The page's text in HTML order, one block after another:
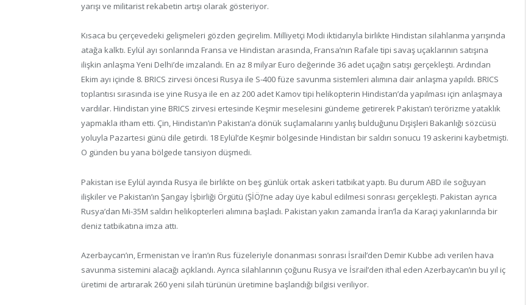
yarışı ve militarist rekabetin artışı olarak gösteriyor.
Kısaca bu çerçevedeki gelişmeleri gözden geçirelim. Milliyetçi Modi iktidarıyla birlikte Hindistan silahlanma yarışında
atağa kalktı. Eylül ayı sonlarında Fransa ve Hindistan arasında, Fransa’nın Rafale tipi savaş uçaklarının satışına
ilişkin anlaşma Yeni Delhi’de imzalandı. En az 8 milyar Euro değerinde 36 adet uçağın satışı gerçekleşti. Ardından
Ekim ayı içinde 8. BRICS zirvesi öncesi Rusya ile S-400 füze savunma sistemleri alımına dair anlaşma yapıldı. BRICS
toplantısı sırasında ise yine Rusya ile en az 200 adet Kamov tipi helikopterin Hindistan’da yapılması için anlaşmaya
vardılar. Hindistan yine BRICS zirvesi ertesinde Keşmir meselesini gündeme getirerek Pakistan’ı terörizme yataklık
yapmakla itham etti. Çin, Hindistan’ın Pakistan’a dönük suçlamalarını yanlış bulduğunu Dışişleri Bakanlığı sözcüsü
yoluyla Pazartesi günü dile getirdi. 18 Eylül’de Keşmir bölgesinde Hindistan bir saldırı sonucu 19 askerini kaybetmişti.
O günden bu yana bölgede tansiyon düşmedi.
Pakistan ise Eylül ayında Rusya ile birlikte on beş günlük ortak askeri tatbikat yaptı. Bu durum ABD ile soğuyan
ilişkiler ve Pakistan’ın Şangay İşbirliği Örgütü (ŞİÖ)’ne aday üye kabul edilmesi sonrası gerçekleşti. Pakistan ayrıca
Rusya’dan Mi-35M saldırı helikopterleri alımına başladı. Pakistan yakın zamanda İran’la da Karaçi yakınlarında bir
deniz tatbikatına imza attı.
Azerbaycan’ın, Ermenistan ve İran’ın Rus füzeleriyle donanması sonrası İsrail’den Demir Kubbe adı verilen hava
savunma sistemini alacağı açıklandı. Ayrıca silahlarının çoğunu Rusya ve İsrail’den ithal eden Azerbaycan’ın bu yıl iç
üretimi de artırarak 260 yeni silah türünün üretimine başlandığı bilgisi veriliyor.